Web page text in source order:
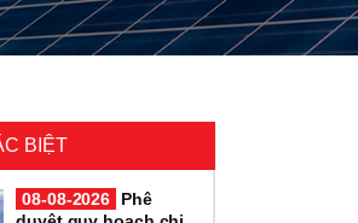
BIỆT
08-08-2026
Phê